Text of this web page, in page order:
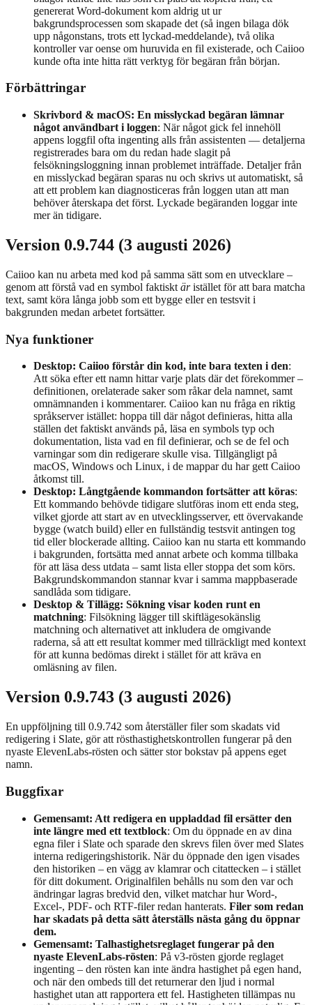
genererat Word-dokument kom aldrig ut ur
bakgrundsprocessen som skapade det (så ingen bilaga dök
upp någonstans, trots ett lyckad-meddelande), två olika
kontroller var oense om huruvida en fil existerade, och Caiioo
kunde ofta inte hitta rätt verktyg för begäran från början.
Förbättringar
Skrivbord & macOS: En misslyckad begäran lämnar
något användbart i loggen: När något gick fel innehöll
appens loggfil ofta ingenting alls från assistenten — detaljerna
registrerades bara om du redan hade slagit på
felsökningsloggning innan problemet inträffade. Detaljer från
en misslyckad begäran sparas nu och skrivs ut automatiskt, så
att ett problem kan diagnosticeras från loggen utan att man
behöver återskapa det först. Lyckade begäranden loggar inte
mer än tidigare.
Version 0.9.744 (3 augusti 2026)
Caiioo kan nu arbeta med kod på samma sätt som en utvecklare –
genom att förstå vad en symbol faktiskt äristället för att bara matcha
text, samt köra långa jobb som ett bygge eller en testsvit i
bakgrunden medan arbetet fortsätter.
Nya funktioner
Desktop: Caiioo förstår din kod, inte bara texten i den:
Att söka efter ett namn hittar varje plats där det förekommer –
definitionen, orelaterade saker som råkar dela namnet, samt
omnämnanden i kommentarer. Caiioo kan nu fråga en riktig
språkserver istället: hoppa till där något definieras, hitta alla
ställen det faktiskt används på, läsa en symbols typ och
dokumentation, lista vad en fil definierar, och se de fel och
varningar som din redigerare skulle visa. Tillgängligt på
macOS, Windows och Linux, i de mappar du har gett Caiioo
åtkomst till.
Desktop: Långtgående kommandon fortsätter att köras:
Ett kommando behövde tidigare slutföras inom ett enda steg,
vilket gjorde att start av en utvecklingsserver, ett övervakande
bygge (watch build) eller en fullständig testsvit antingen tog
tid eller blockerade allting. Caiioo kan nu starta ett kommando
i bakgrunden, fortsätta med annat arbete och komma tillbaka
för att läsa dess utdata – samt lista eller stoppa det som körs.
Bakgrundskommandon stannar kvar i samma mappbaserade
sandlåda som tidigare.
Desktop & Tillägg: Sökning visar koden runt en
matchning: Filsökning lägger till skiftlägesokänslig
matchning och alternativet att inkludera de omgivande
raderna, så att ett resultat kommer med tillräckligt med kontext
för att kunna bedömas direkt i stället för att kräva en
omläsning av filen.
Version 0.9.743 (3 augusti 2026)
En uppföljning till 0.9.742 som återställer filer som skadats vid
redigering i Slate, gör att rösthastighetskontrollen fungerar på den
nyaste ElevenLabs-rösten och sätter stor bokstav på appens eget
namn.
Buggfixar
Gemensamt: Att redigera en uppladdad fil ersätter den
inte längre med ett textblock: Om du öppnade en av dina
egna filer i Slate och sparade den skrevs filen över med Slates
interna redigeringshistorik. När du öppnade den igen visades
den historiken – en vägg av klamrar och citattecken – i stället
för ditt dokument. Originalfilen behålls nu som den var och
ändringar lagras bredvid den, vilket matchar hur Word-,
Excel-, PDF- och RTF-filer redan hanterats. Filer som redan
har skadats på detta sätt återställs nästa gång du öppnar
dem.
Gemensamt: Talhastighetsreglaget fungerar på den
nyaste ElevenLabs-rösten: På v3-rösten gjorde reglaget
ingenting – den rösten kan inte ändra hastighet på egen hand,
och när den ombeds till det returnerar den ljud i normal
hastighet utan att rapportera ett fel. Hastigheten tillämpas nu